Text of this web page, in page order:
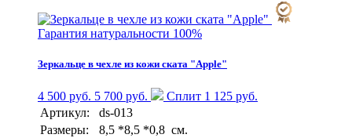
Гарантия натуральности 100%
Зеркальце в чехле из кожи ската "Apple"
4 500 руб. 5 700 руб.
Сплит 1 125 руб.
Артикул:
ds-013
Размеры:
8,5 *8,5 *0,8 см.